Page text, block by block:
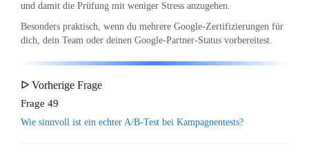
und damit die Prüfung mit weniger Stress anzugehen.
Besonders praktisch, wenn du mehrere Google-Zertifizierungen für
dich, dein Team oder deinen Google-Partner-Status vorbereitest.
ᐅ Vorherige Frage
Frage 49
Wie sinnvoll ist ein echter A/B-Test bei Kampagnentests?